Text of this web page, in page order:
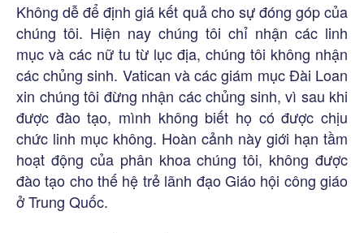
Không dễ để định giá kết quả cho sự đóng góp của
chúng tôi. Hiện nay chúng tôi chỉ nhận các linh
mục và các nữ tu từ lục địa, chúng tôi không nhận
các chủng sinh. Vatican và các giám mục Đài Loan
xin chúng tôi đừng nhận các chủng sinh, vì sau khi
được đào tạo, mình không biết họ có được chịu
chức linh mục không. Hoàn cảnh này giới hạn tầm
hoạt động của phân khoa chúng tôi, không được
đào tạo cho thế hệ trẻ lãnh đạo Giáo hội công giáo
ở Trung Quốc.